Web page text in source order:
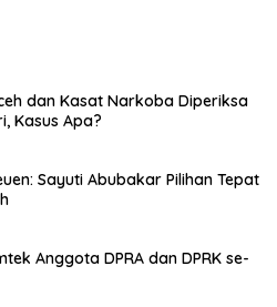
dan Kasat Narkoba Diperiksa
Kasus Apa?
Sayuti Abubakar Pilihan Tepat
Anggota DPRA dan DPRK se-